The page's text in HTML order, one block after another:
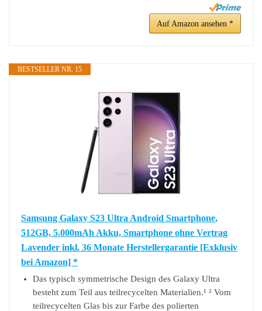
Auf Amazon ansehen *
BESTSELLER NR. 15
Samsung Galaxy S23 Ultra Android Smartphone,
512GB, 5.000mAh Akku, Smartphone ohne Vertrag
Lavender inkl. 36 Monate Herstellergarantie [Exklusiv
bei Amazon] *
Das typisch symmetrische Design des Galaxy Ultra
besteht zum Teil aus teilrecycelten Materialien.¹ ² Vom
teilrecycelten Glas bis zur Farbe des polierten